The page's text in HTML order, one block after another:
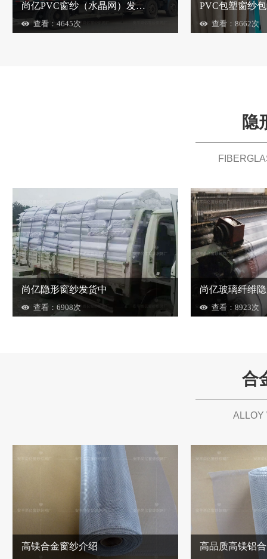
尚亿PVC窗纱（水晶网）发货实景
查看：4645次
PVC包塑窗纱
查看：8662次
隐
尚亿隐形窗纱发货中
查看：6908次
尚亿玻璃纤维
查看：8923次
合
ALLOY
高镁合金窗纱介绍